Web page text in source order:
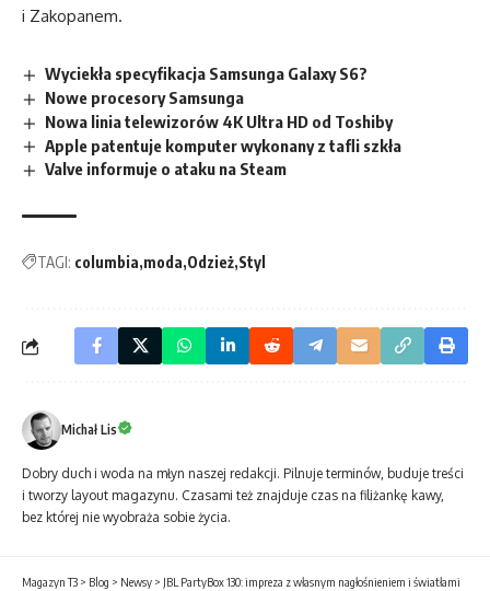
i Zakopanem.
Wyciekła specyfikacja Samsunga Galaxy S6?
Nowe procesory Samsunga
Nowa linia telewizorów 4K Ultra HD od Toshiby
Apple patentuje komputer wykonany z tafli szkła
Valve informuje o ataku na Steam
TAGI: columbia moda Odzież Styl
Michał Lis
Dobry duch i woda na młyn naszej redakcji. Pilnuje terminów, buduje treści
i tworzy layout magazynu. Czasami też znajduje czas na filiżankę kawy,
bez której nie wyobraża sobie życia.
Magazyn T3 > Blog > Newsy > JBL PartyBox 130: impreza z własnym nagłośnieniem i światłami